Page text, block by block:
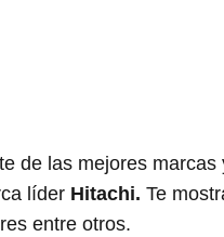
de las mejores
líder Hitachi. Te
entre otros.